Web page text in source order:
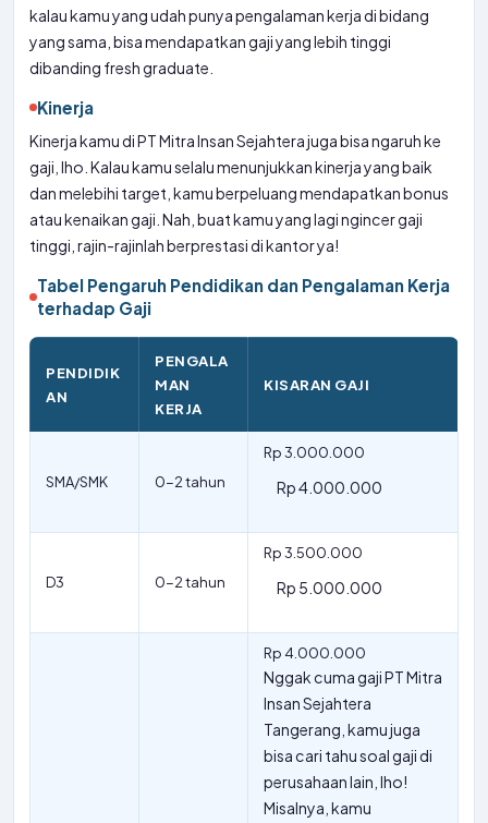
kalau kamu yang udah punya pengalaman kerja di bidang
yang sama, bisa mendapatkan gaji yang lebih tinggi
dibanding fresh graduate.
Kinerja
Kinerja kamu di PT Mitra Insan Sejahtera juga bisa ngaruh ke
gaji, lho. Kalau kamu selalu menunjukkan kinerja yang baik
dan melebihi target, kamu berpeluang mendapatkan bonus
atau kenaikan gaji. Nah, buat kamu yang lagi ngincer gaji
tinggi, rajin-rajinlah berprestasi di kantor ya!
Tabel Pengaruh Pendidikan dan Pengalaman Kerja
terhadap Gaji
PENDIDIK
AN
PENGALA
MAN
KERJA
KISARAN GAJI
SMA/SMK 0-2 tahun
Rp 3.000.000
Rp 4.000.000
D3 0-2 tahun
Rp 3.500.000
Rp 5.000.000
Rp 4.000.000
Nggak cuma gaji PT Mitra
Insan Sejahtera
Tangerang, kamu juga
bisa cari tahu soal gaji di
perusahaan lain, lho!
Misalnya, kamu